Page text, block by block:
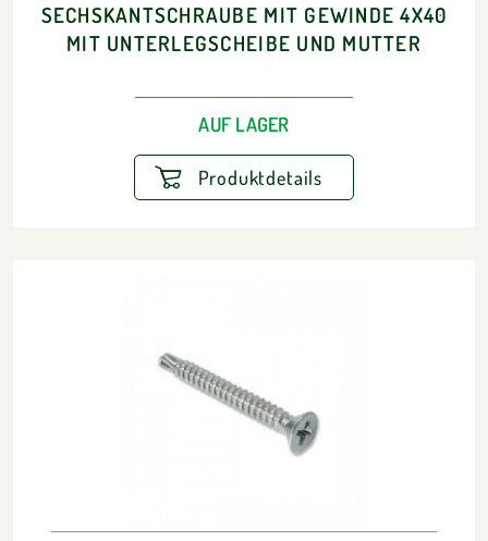
SECHSKANTSCHRAUBE MIT GEWINDE 4X40
MIT UNTERLEGSCHEIBE UND MUTTER
AUF LAGER
Produktdetails